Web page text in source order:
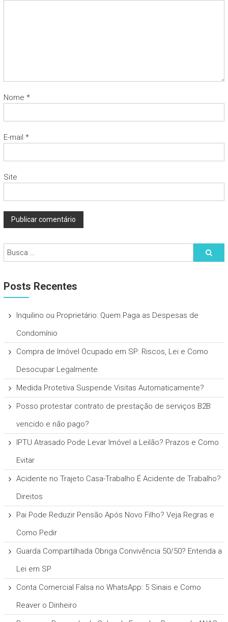
Nome *
E-mail *
Site
Posts Recentes
Inquilino ou Proprietário: Quem Paga as Despesas de
Condomínio
Compra de Imóvel Ocupado em SP: Riscos, Lei e Como
Desocupar Legalmente
Medida Protetiva Suspende Visitas Automaticamente?
Posso protestar contrato de prestação de serviços B2B
vencido e não pago?
IPTU Atrasado Pode Levar Imóvel a Leilão? Prazos e Como
Evitar
Acidente no Trajeto Casa-Trabalho É Acidente de Trabalho?
Direitos
Pai Pode Reduzir Pensão Após Novo Filho? Veja Regras e
Como Pedir
Guarda Compartilhada Obriga Convivência 50/50? Entenda a
Lei em SP
Conta Comercial Falsa no WhatsApp: 5 Sinais e Como
Reaver o Dinheiro